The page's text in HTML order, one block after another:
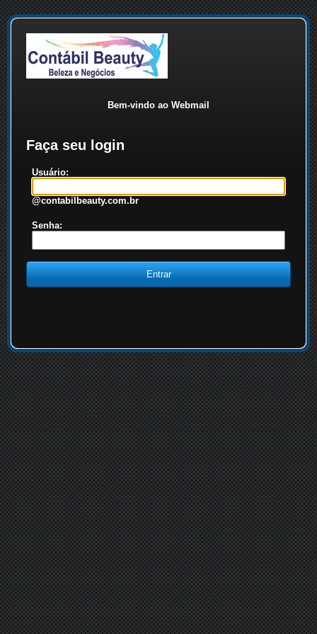
Bem-vindo ao Webmail
Faça seu login
Usuário:
@contabilbeauty.com.br
Senha: